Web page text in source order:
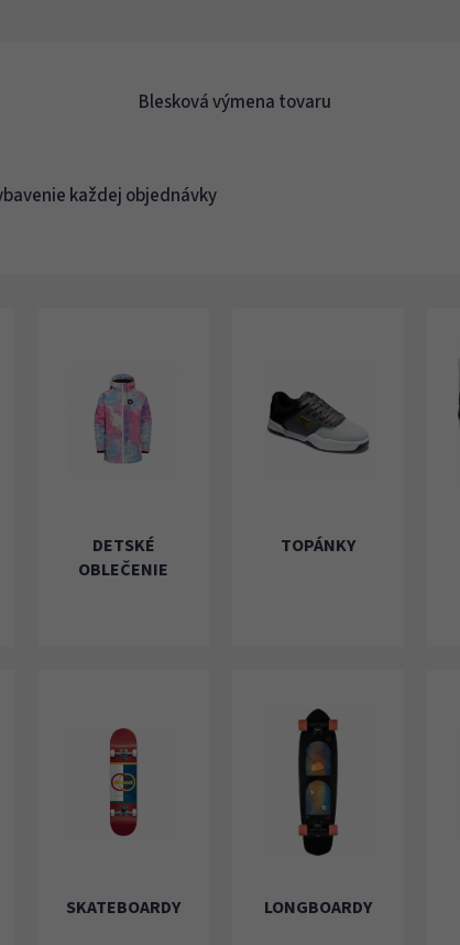
d
e
p
Blesková výmena tovaru
každej objednávky
DETSKÉ
OBLEČENIE
TOPÁNKY
SKATEBOARDY LONGBOARDY